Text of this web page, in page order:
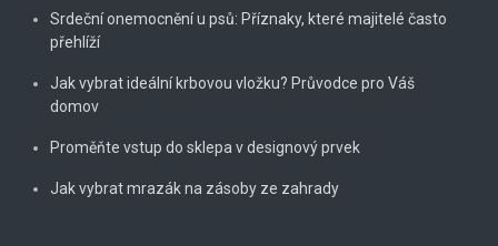
Srdeční onemocnění u psů: Příznaky, které majitelé často
přehlíží
Jak vybrat ideální krbovou vložku? Průvodce pro Váš
domov
Proměňte vstup do sklepa v designový prvek
Jak vybrat mrazák na zásoby ze zahrady